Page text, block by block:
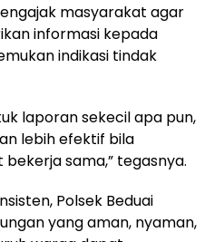
masyarakat agar
informasi kepada
indikasi tindak
laporan sekecil apa pun,
lebih efektif bila
sama,” tegasnya.
Polsek Beduai
yang aman, nyaman,